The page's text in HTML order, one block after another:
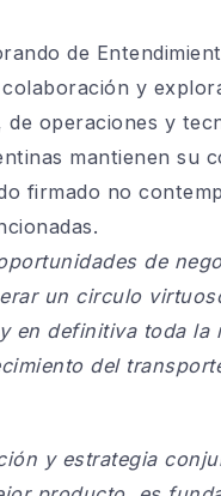
de
y
operaciones y
mantienen su
firmado no
de
un circulo
en definitiva toda la
del
y estrategia